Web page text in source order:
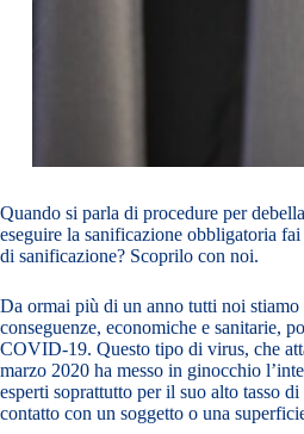
Quando si parla di procedure per
eseguire la sanificazione obbligatoria
di sanificazione? Scoprilo con noi.
Da ormai più di un anno tutti noi stiamo
conseguenze, economiche e sanitarie,
COVID-19. Questo tipo di virus, che
marzo 2020 ha messo in ginocchio
esperti soprattutto per il suo alto tasso
contatto con un soggetto o una